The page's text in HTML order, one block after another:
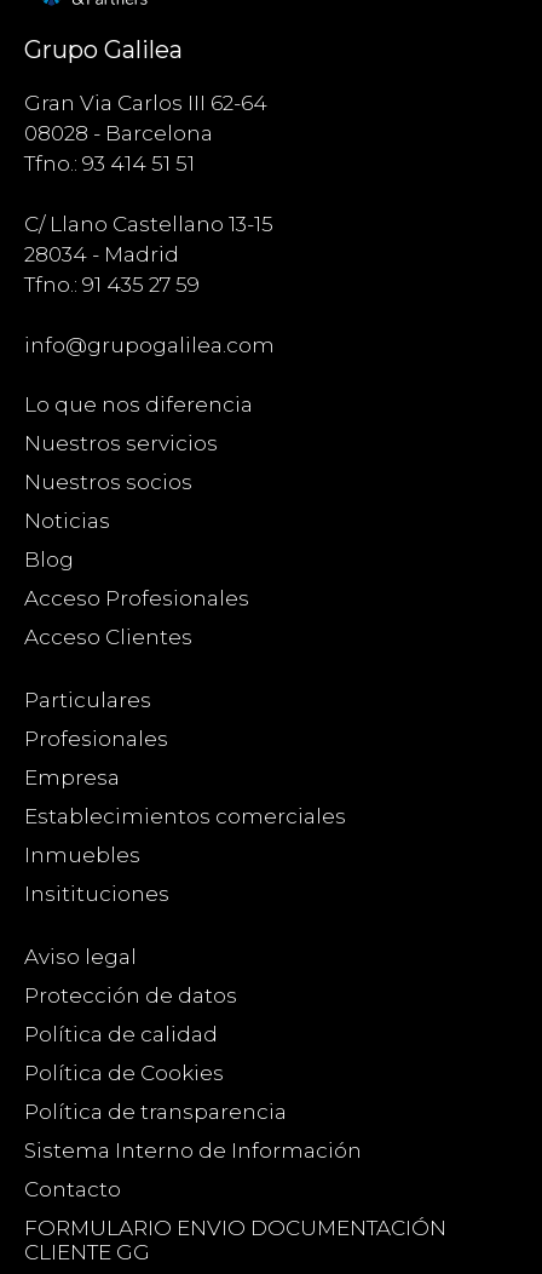
Grupo Galilea
Gran Via Carlos III 62-64
08028 - Barcelona
Tfno.: 93 414 51 51
C/ Llano Castellano 13-15
28034 - Madrid
Tfno.: 91 435 27 59
info@grupogalilea.com
Lo que nos diferencia
Nuestros servicios
Nuestros socios
Noticias
Blog
Acceso Profesionales
Acceso Clientes
Particulares
Profesionales
Empresa
Establecimientos comerciales
Inmuebles
Insitituciones
Aviso legal
Protección de datos
Política de calidad
Política de Cookies
Política de transparencia
Sistema Interno de Información
Contacto
FORMULARIO ENVIO DOCUMENTACIÓN
CLIENTE GG